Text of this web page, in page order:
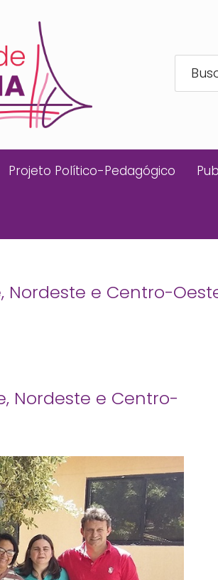
Projeto Político-Pedagógico
Nordeste e Centro-
Nordeste e Centro-